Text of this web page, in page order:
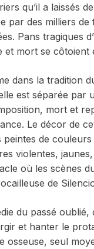
qu’il a laissés
par des milliers
Pans tragiques
et mort se côtoient
dans la tradition
est séparée par
mort et
Le décor de
peintes de
violentes,
où les scènes
de
du passé
et hanter le
osseuse, seul